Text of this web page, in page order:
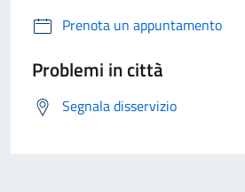
Prenota un appuntamento
Problemi in città
Segnala disservizio